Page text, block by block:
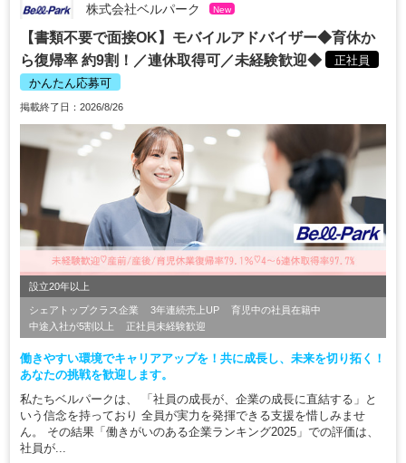
株式会社ベルパーク New
【書類不要で面接OK】モバイルアドバイザー◆育休か
ら復帰率 約9割！／連休取得可／未経験歓迎◆
正社員
かんたん応募可
掲載終了日：2026/8/26
設立20年以上
シェアトップクラス企業 3年連続売上UP
育児中の社員在籍中
中途入社が5割以上
正社員未経験歓迎
働きやすい環境でキャリアアップを！共に成長し、未来を切り拓く！
あなたの挑戦を歓迎します。
私たちベルパークは、 「社員の成長が、企業の成長に直結する」と
いう信念を持っており 全員が実力を発揮できる支援を惜しみませ
ん。 その結果「働きがいのある企業ランキング2025」での評価は、
社員が...